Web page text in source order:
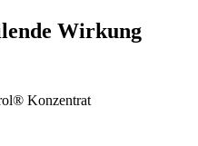
Wirkung
Konzentrat